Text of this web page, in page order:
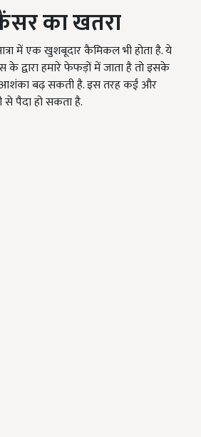
का खतरा
में एक खुशबूदार कैमिकल भी होता है. ये
द्वारा हमारे फेफड़ों में जाता है तो इसके
बढ़ सकती है. इस तरह कईं और
से पैदा हो सकता है.